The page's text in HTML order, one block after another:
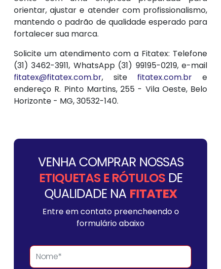
orientar, ajustar e atender com profissionalismo,
mantendo o padrão de qualidade esperado para
fortalecer sua marca.
Solicite um atendimento com a Fitatex: Telefone
(31) 3462-3911, WhatsApp (31) 99195-0219, e-mail
fitatex@fitatex.com.br, site fitatex.com.br e
endereço R. Pinto Martins, 255 - Vila Oeste, Belo
Horizonte - MG, 30532-140.
VENHA COMPRAR NOSSAS
ETIQUETAS E RÓTULOSDE
QUALIDADE NA FITATEX
Entre em contato preencheendo o
formulário abaixo